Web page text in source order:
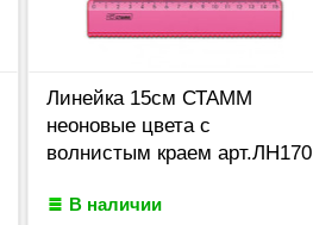
Линейка 15см СТАММ
неоновые цвета с
волнистым краем арт.ЛН170
В наличии